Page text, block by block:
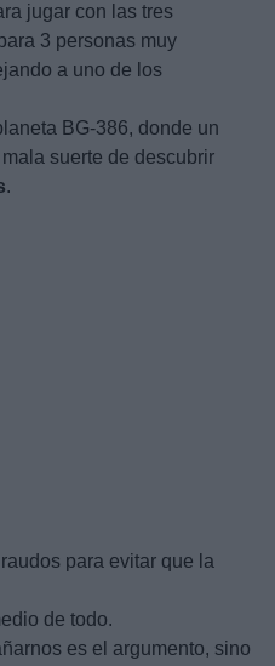
jugar con las tres
3 personas muy
a uno de los
BG-386, donde un
suerte de descubrir
.
para evitar que la
de todo.
es el argumento, sino